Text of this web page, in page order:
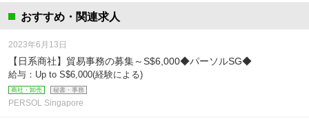
おすすめ・関連求人
【日系商社】貿易事務の募集～S$6,000◆パーソルSG◆
給与：Up to S$6,000(経験による)
商社・卸売 秘書・事務
2023年6月13日
PERSOL Singapore